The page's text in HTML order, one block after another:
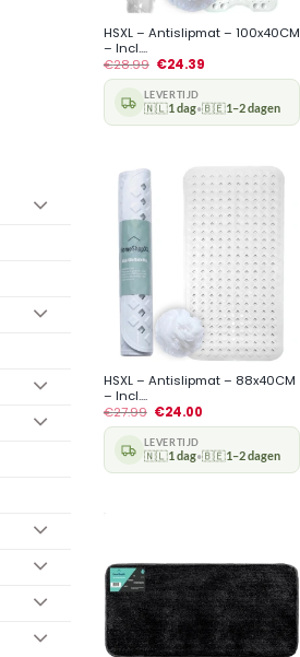
HSXL – Antislipmat – 100x40CM
– Incl....
€28.99 €24.39
LEVERTIJD
🇳🇱1 dag•🇧🇪1–2 dagen
+
HSXL – Antislipmat – 88x40CM
– Incl....
€27.99 €24.00
LEVERTIJD
🇳🇱1 dag•🇧🇪1–2 dagen